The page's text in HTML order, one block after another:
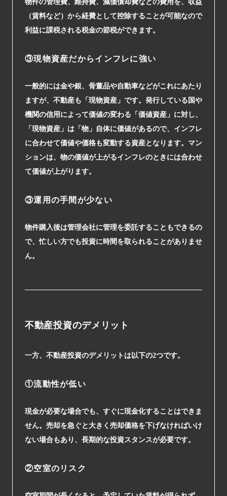
物件の管理費、維持費、減価償却費などの費用を、収益
（賃料など）から経費として控除することが可能なので
利益に課税される税金の節税ができます。
③現物資産だからインフレに強い
一般的には金や銀、骨董品や自動車などがこれにあたり
ますが、不動産も「現物資産」です。発行している国や
機関の信用によって価値の変わる「価値資産」に対し、
「現物資産」は「物」自体に価値があるので、インフレ
に合わせて価値や価格も変動する資産となります。マン
ションは、物の価値が上がるインフレのときには合わせ
て価値が上がります。
③運用の手間が少ない
物件購入後は管理会社に管理を委託することもできるの
で、忙しい方でも投資に時間を取られることがありませ
ん。
不動産投資のデメリット
一方、不動産投資のデメリットは以下の2つです。
①流動性が低い
現金が必要な場合でも、すぐに現金化することはできま
せん。売却を急ぐと大きく売却価格を下げなければいけ
ない場合もあり、長期的な投資スタンスが必要です。
②空室のリスク